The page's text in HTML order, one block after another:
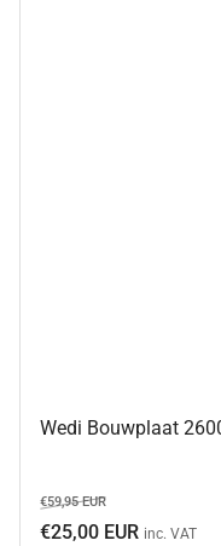
Wedi Bouwplaat
Normale
prijs
€59,95 EUR
€25,00 EUR inc. VAT